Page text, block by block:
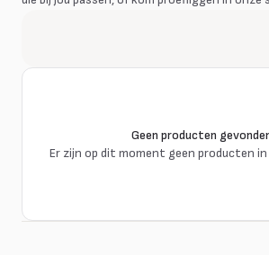
Geen producten
Er zijn op dit moment geen producten